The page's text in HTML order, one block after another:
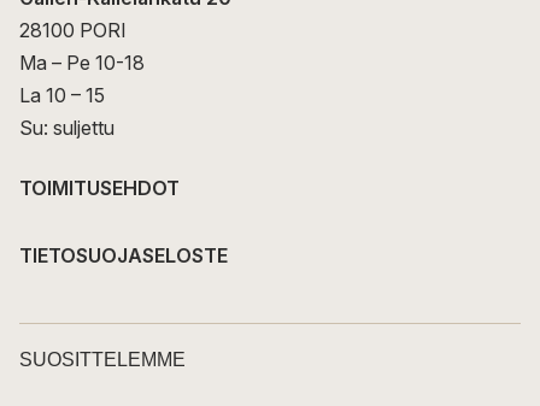
28100 PORI
Ma – Pe 10-18
La 10 – 15
Su: suljettu
TOIMITUSEHDOT
TIETOSUOJASELOSTE
SUOSITTELEMME